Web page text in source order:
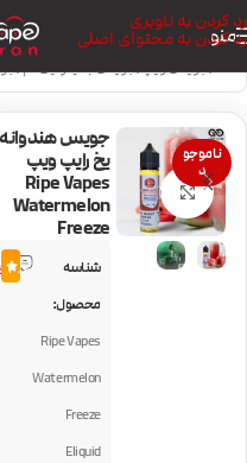
رد کردن به ناوبری
رد کردن به محتوای اصلی
منو
خانه/جویس ویپ/جویس با نیکوتین کم/
ناموجو
د
بزرگنمایی تصویر
جویس هندوانه
یخ رایپ ویپ
Ripe Vapes
Watermelon
Freeze
شناسه
محصول:
Ripe Vapes
Watermelon
Freeze
Eliquid
6
4.6